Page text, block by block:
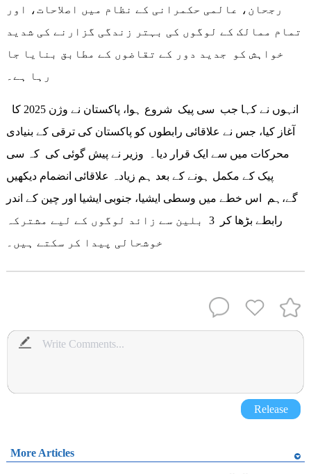
رجحان، عالمی حکمرانی کے نظام میں اصلاحات، اور
تمام ممالک کے لوگوں کی بہتر زندگی گزارنے کی شدید
خواہش کو جدید دور کے تقاضوں کے مطابق بنایا جا
آغاز کیا، جس نے علاقائی رابطوں کو پاکستان کی ترقی کے بنیادی
محرکات میں سے ایک قرار دیا۔ وزیر نے پیش گوئی کی کہ سی
پیک کے مکمل ہونے کے بعد ہم زیادہ علاقائی انضمام دیکھیں
گے،ہم اس خطے میں وسطی ایشیا، جنوبی ایشیا اور چین کے اندر
رابطے بڑھا کر 3 بلین سے زائد لوگوں کے لیے مشترکہ
خوشحالی پیدا کر سکتے ہیں۔
Release
More Articles